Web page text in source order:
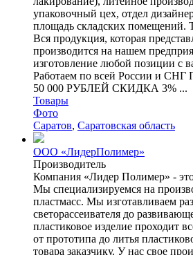
упаковочный цех, отдел
площадь складских помещений.
Вся продукция, которая
производится на нашем
изготовление любой позиции с
Работаем по всей России и
50 000 РУБЛЕЙ СКИДКА 3% ...
Товары
Фото
Саратов, Саратовская область
ООО «ЛидерПолимер»
Производитель
Компания «Лидер Полимер» -
Мы специализируемся на
пластмасс. Мы изготавливаем
светорассеивателя до
пластиковое изделие проходит
от прототипа до литья
товара заказчику. У нас свое